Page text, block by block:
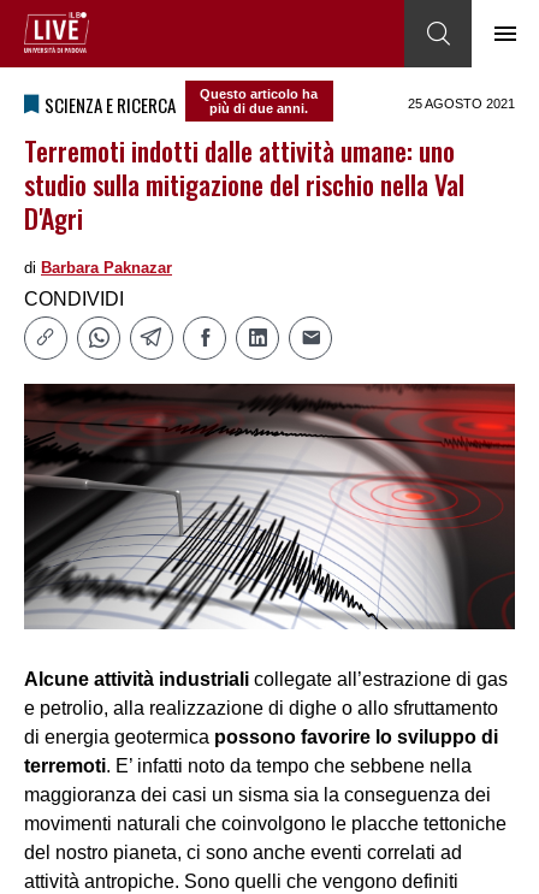
SCIENZA E RICERCA
Questo articolo ha
più di due anni.
25 AGOSTO 2021
Terremoti indotti dalle attività umane: uno
studio sulla mitigazione del rischio nella Val
D'Agri
di Barbara Paknazar
CONDIVIDI
Alcune attività industriali collegate all’estrazione di gas
e petrolio, alla realizzazione di dighe o allo sfruttamento
di energia geotermica possono favorire lo sviluppo di
terremoti. E’ infatti noto da tempo che sebbene nella
maggioranza dei casi un sisma sia la conseguenza dei
movimenti naturali che coinvolgono le placche tettoniche
del nostro pianeta, ci sono anche eventi correlati ad
attività antropiche. Sono quelli che vengono definiti